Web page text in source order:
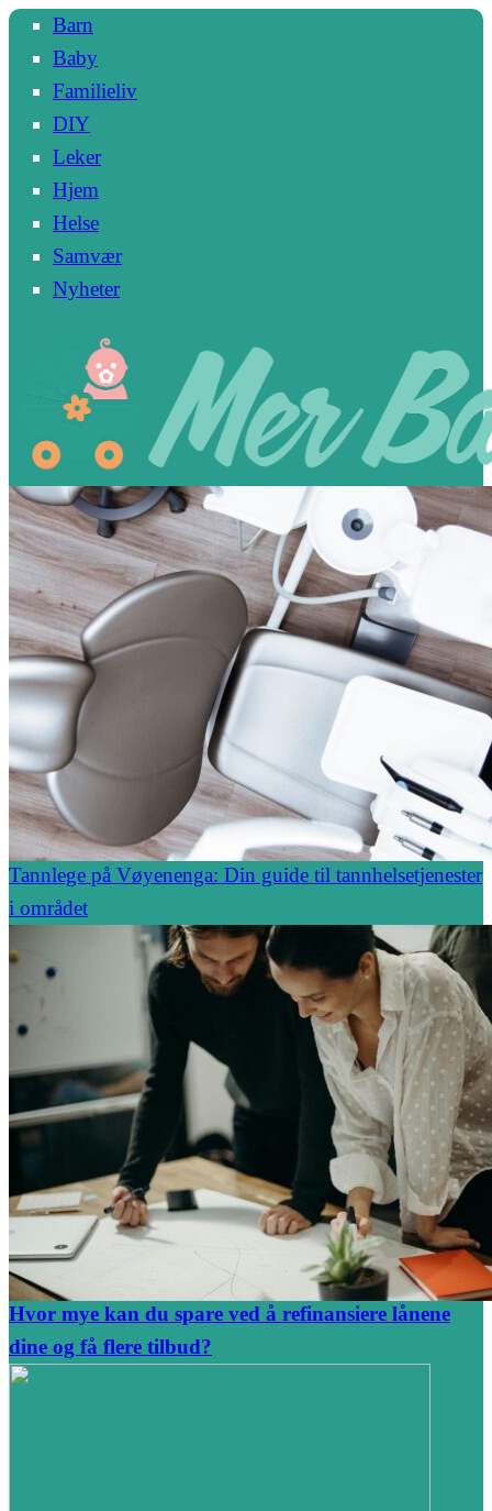
Barn
Baby
Familieliv
DIY
Leker
Hjem
Helse
Samvær
Nyheter
Tannlege på Vøyenenga: Din guide til tannhelsetjenester
i området
Hvor mye kan du spare ved å refinansiere lånene
dine og få flere tilbud?